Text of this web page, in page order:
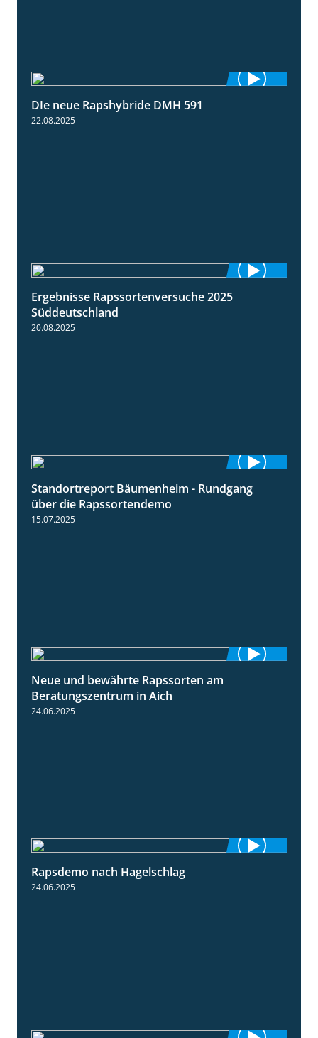
DIe neue Rapshybride DMH 591
22.08.2025
Ergebnisse Rapssortenversuche 2025
Süddeutschland
20.08.2025
6:03
Standortreport Bäumenheim - Rundgang
über die Rapssortendemo
15.07.2025
Neue und bewährte Rapssorten am
Beratungszentrum in Aich
24.06.2025
Rapsdemo nach Hagelschlag
24.06.2025